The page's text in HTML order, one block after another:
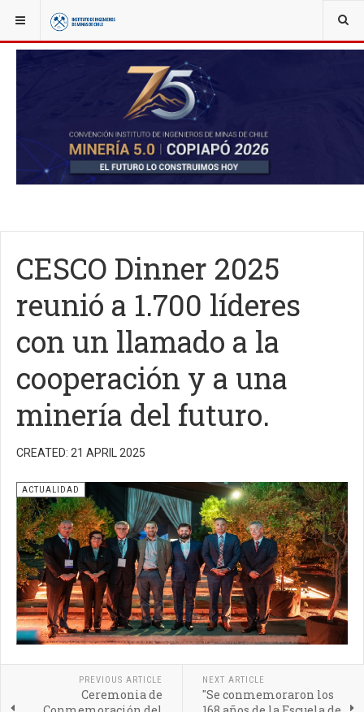
YOU ARE HERE: NOTICIAS
CESCO Dinner 2025
reunió a 1.700 líderes
con un llamado a la
cooperación y a una
minería del futuro.
CREATED: 21 APRIL 2025
ACTUALIDAD
PREVIOUS ARTICLE
Ceremonia de
NEXT ARTICLE
"Se conmemoraron los